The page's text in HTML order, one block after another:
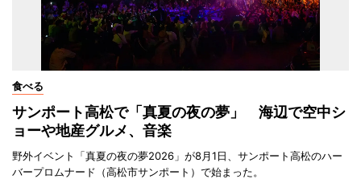
食べる
サンポート高松で「真夏の夜の夢」 海辺で空中シ
ョーや地産グルメ、音楽
野外イベント「真夏の夜の夢2026」が8月1日、サンポート高松のハー
バープロムナード（高松市サンポート）で始まった。